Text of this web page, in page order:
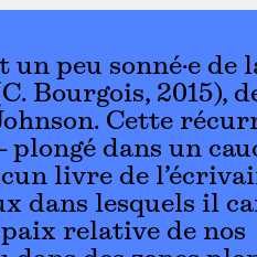
peu sonné·e de
Bourgois, 2015),
Cette
plongé dans un
livre de
dans lesquels il
relative de nos